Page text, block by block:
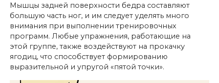
Мышцы задней поверхности бедра составляют
большую часть ног, и им следует уделять много
внимания при выполнении тренировочных
программ. Любые упражнения, работающие на
этой группе, также воздействуют на прокачку
ягодиц, что способствует формированию
выразительной и упругой «пятой точки».